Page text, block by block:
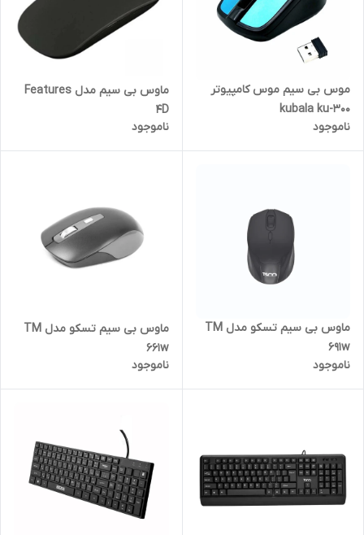
موس بی سیم موس کامپیوتر
kubala ku-300
ناموجود
ماوس بی سیم مدل Features
4D
ناموجود
ماوس بی سیم تسکو مدل TM
691w
ناموجود
ماوس بی سیم تسکو مدل TM
661w
ناموجود